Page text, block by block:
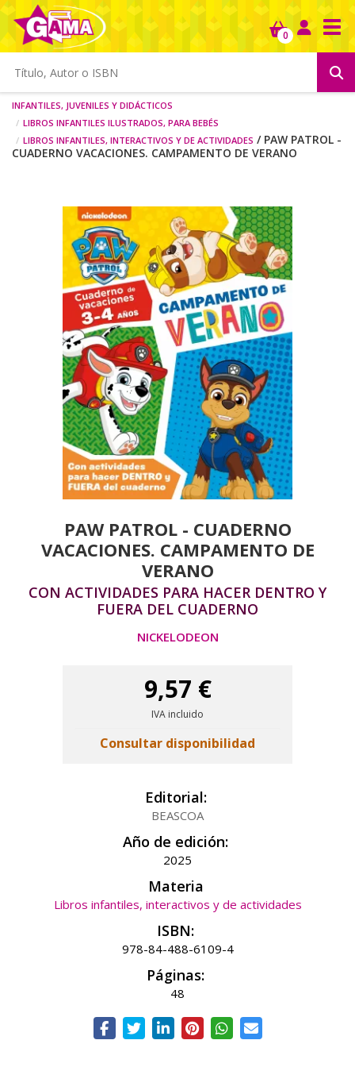
0
Infantiles, juveniles y didácticos
Libros infantiles ilustrados, para bebés
Libros infantiles, interactivos y de actividades / PAW PATROL -
CUADERNO VACACIONES. CAMPAMENTO DE VERANO
PAW PATROL - CUADERNO
VACACIONES. CAMPAMENTO DE
VERANO
CON ACTIVIDADES PARA HACER DENTRO Y
FUERA DEL CUADERNO
NICKELODEON
9,57 €
IVA incluido
Consultar disponibilidad
Editorial:
BEASCOA
Año de edición:
2025
Materia
Libros infantiles, interactivos y de actividades
ISBN:
978-84-488-6109-4
Páginas:
48